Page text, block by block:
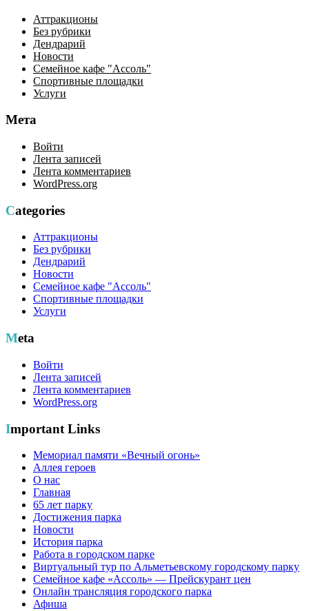
Аттракционы
Без рубрики
Дендрарий
Новости
Семейное кафе "Ассоль"
Спортивные площадки
Услуги
Мета
Войти
Лента записей
Лента комментариев
WordPress.org
Categories
Аттракционы
Без рубрики
Дендрарий
Новости
Семейное кафе "Ассоль"
Спортивные площадки
Услуги
Meta
Войти
Лента записей
Лента комментариев
WordPress.org
Important Links
Мемориал памяти «Вечный огонь»
Аллея героев
О нас
Главная
65 лет парку
Достижения парка
Новости
История парка
Работа в городском парке
Виртуальный тур по Альметьевскому городскому парку
Семейное кафе «Ассоль» — Прейскурант цен
Онлайн трансляция городского парка
Афиша